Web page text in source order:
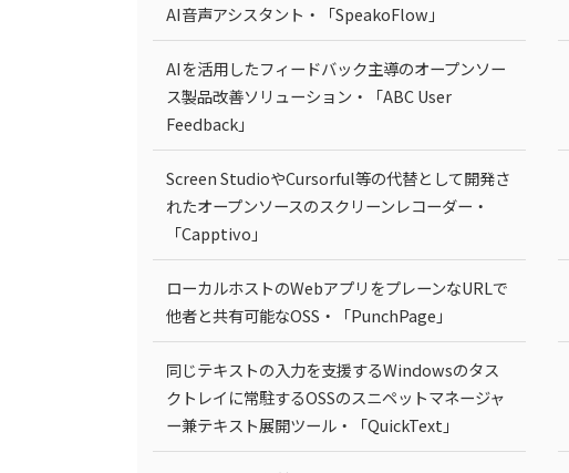
AI音声アシスタント・「SpeakoFlow」
AIを活用したフィードバック主導のオープンソー
ス製品改善ソリューション・「ABC User
Feedback」
Screen StudioやCursorful等の代替として開発さ
れたオープンソースのスクリーンレコーダー・
「Capptivo」
ローカルホストのWebアプリをプレーンなURLで
他者と共有可能なOSS・「PunchPage」
同じテキストの入力を支援するWindowsのタス
クトレイに常駐するOSSのスニペットマネージャ
ー兼テキスト展開ツール・「QuickText」